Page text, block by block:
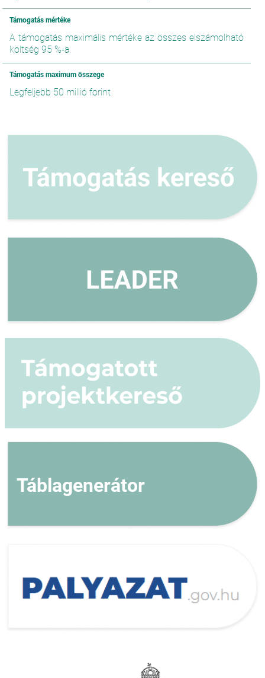
Támogatás mértéke
A támogatás maximális mértéke az összes elszámolható
költség 95 %-a.
Támogatás maximum összege
Legfeljebb 50 millió forint
Táblagenerátor